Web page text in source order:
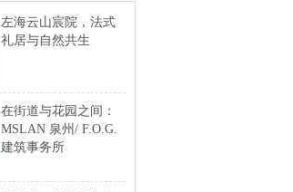
左海云山宸院，法式
礼居与自然共生
在街道与花园之间：
MSLAN 泉州/ F.O.G.
建筑事务所